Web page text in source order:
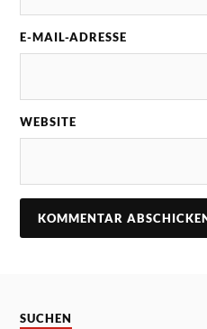
E-MAIL-ADRESSE
WEBSITE
SUCHEN